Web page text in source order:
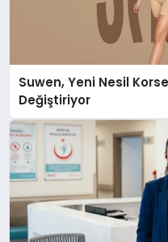
Suwen, Yeni Nesil
Değiştiriyor